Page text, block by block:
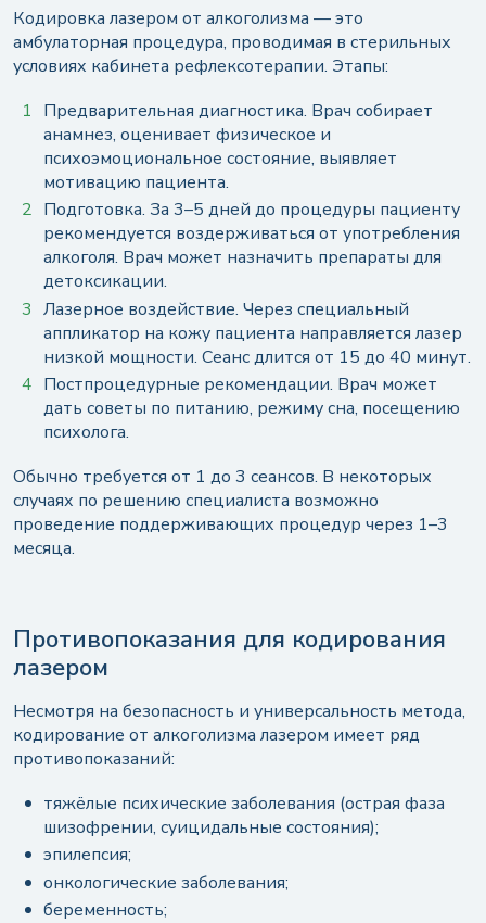
Кодировка лазером от алкоголизма — это
амбулаторная процедура, проводимая в стерильных
условиях кабинета рефлексотерапии. Этапы:
Предварительная диагностика. Врач собирает
анамнез, оценивает физическое и
психоэмоциональное состояние, выявляет
мотивацию пациента.
Подготовка. За 3–5 дней до процедуры пациенту
рекомендуется воздерживаться от употребления
алкоголя. Врач может назначить препараты для
детоксикации.
Лазерное воздействие. Через специальный
аппликатор на кожу пациента направляется лазер
низкой мощности. Сеанс длится от 15 до 40 минут.
Постпроцедурные рекомендации. Врач может
дать советы по питанию, режиму сна, посещению
психолога.
Обычно требуется от 1 до 3 сеансов. В некоторых
случаях по решению специалиста возможно
проведение поддерживающих процедур через 1–3
месяца.
Противопоказания для кодирования
лазером
Несмотря на безопасность и универсальность метода,
кодирование от алкоголизма лазером имеет ряд
противопоказаний:
тяжёлые психические заболевания (острая фаза
шизофрении, суицидальные состояния);
эпилепсия;
онкологические заболевания;
беременность;